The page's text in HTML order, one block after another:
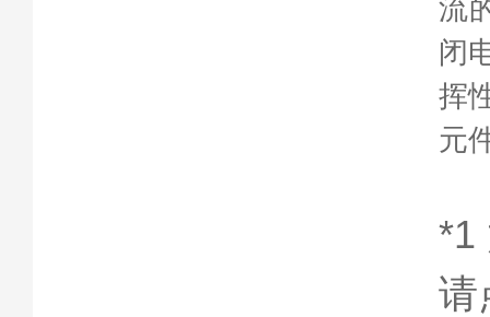
流
闭
挥
元
*1
请